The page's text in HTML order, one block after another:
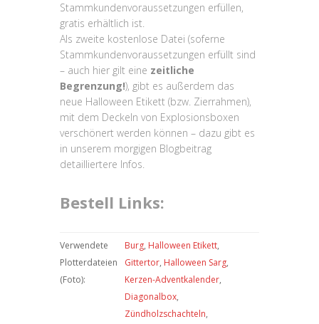
Stammkundenvoraussetzungen erfüllen,
gratis erhältlich ist.
Als zweite kostenlose Datei (soferne
Stammkundenvoraussetzungen erfüllt sind
– auch hier gilt eine zeitliche
Begrenzung!), gibt es außerdem das
neue Halloween Etikett (bzw. Zierrahmen),
mit dem Deckeln von Explosionsboxen
verschönert werden können – dazu gibt es
in unserem morgigen Blogbeitrag
detailliertere Infos.
Bestell Links:
Verwendete
Plotterdateien
(Foto):
Burg, Halloween Etikett,
Gittertor, Halloween Sarg,
Kerzen-Adventkalender,
Diagonalbox,
Zündholzschachteln,